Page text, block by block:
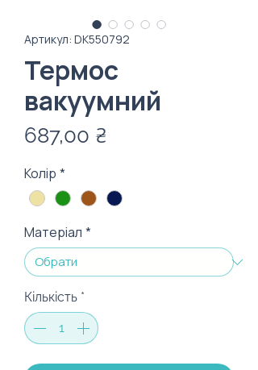
Артикул: DК550792
Термос
вакуумний
687,00 ₴
Колір *
Матеріал *
Кількість *